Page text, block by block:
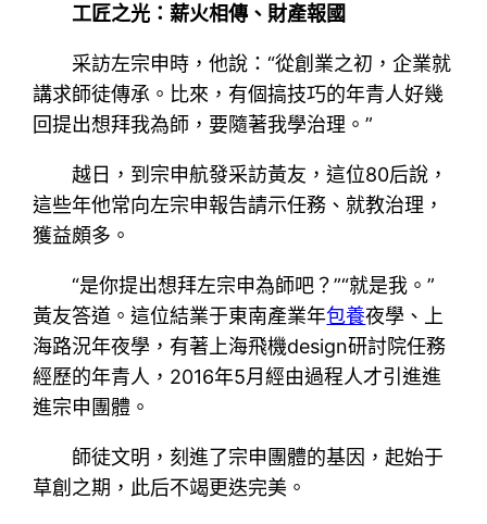
工匠之光：薪火相傳、財產報國
采訪左宗申時，他說：“從創業之初，企業就
講求師徒傳承。比來，有個搞技巧的年青人好幾
回提出想拜我為師，要隨著我學治理。”
越日，到宗申航發采訪黃友，這位80后說，
這些年他常向左宗申報告請示任務、就教治理，
獲益頗多。
“是你提出想拜左宗申為師吧？”“就是我。”
黃友答道。這位結業于東南產業年包養夜學、上
海路況年夜學，有著上海飛機design研討院任務
經歷的年青人，2016年5月經由過程人才引進進
進宗申團體。
師徒文明，刻進了宗申團體的基因，起始于
草創之期，此后不竭更迭完美。